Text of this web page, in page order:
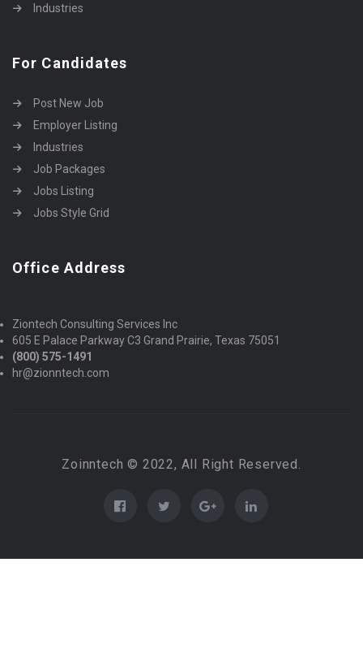
Industries
For Candidates
Post New Job
Employer Listing
Industries
Job Packages
Jobs Listing
Jobs Style Grid
Office Address
Ziontech Consulting Services Inc
605 E Palace Parkway C3 Grand Prairie, Texas 75051
(800) 575-1491
hr@zionntech.com
Zoinntech © 2022, All Right Reserved.